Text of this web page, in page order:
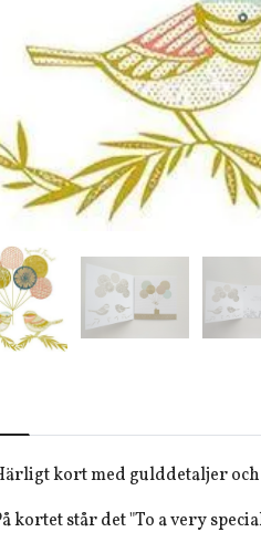
kort med gulddetaljer
kortet står det "To a very